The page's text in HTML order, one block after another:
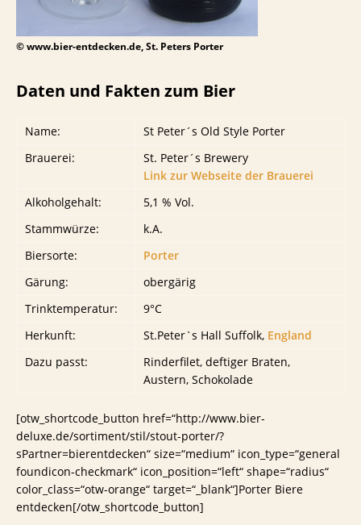
© www.bier-entdecken.de, St. Peters Porter
Daten und Fakten zum Bier
Name:
St Peter´s Old Style Porter
Brauerei:
St. Peter´s Brewery
Link zur Webseite der Brauerei
Alkoholgehalt:
5,1 % Vol.
Stammwürze:
k.A.
Biersorte:
Porter
Gärung:
obergärig
Trinktemperatur:
9°C
Herkunft:
St.Peter`s Hall Suffolk, England
Dazu passt:
Rinderfilet, deftiger Braten,
Austern, Schokolade
[otw_shortcode_button href=“http://www.bier-
deluxe.de/sortiment/stil/stout-porter/?
sPartner=bierentdecken“ size=“medium“ icon_type=“general
foundicon-checkmark“ icon_position=“left“ shape=“radius“
color_class=“otw-orange“ target=“_blank“]Porter Biere
entdecken[/otw_shortcode_button]